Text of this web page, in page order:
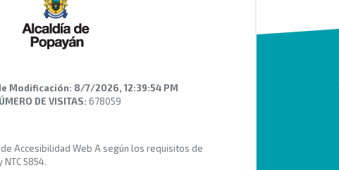
Modificación: 8/7/2026, 12:39:54 PM
DE VISITAS: 678059
Accesibilidad Web A según los requisitos de
5854.